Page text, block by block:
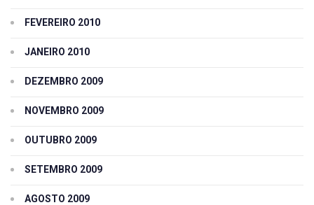
FEVEREIRO 2010
JANEIRO 2010
DEZEMBRO 2009
NOVEMBRO 2009
OUTUBRO 2009
SETEMBRO 2009
AGOSTO 2009